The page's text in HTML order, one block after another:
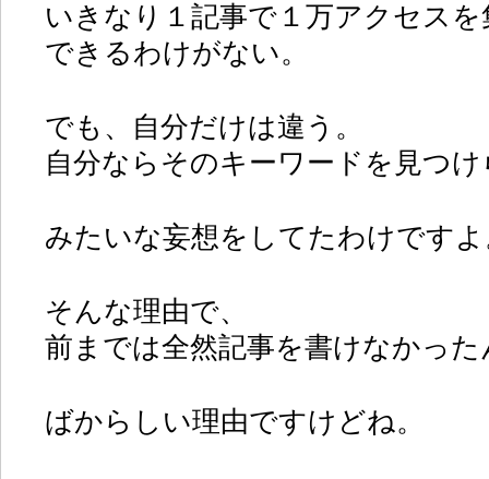
いきなり１記事で１万アクセス
できるわけがない。
でも、自分だけは違う。
自分ならそのキーワードを見つ
みたいな妄想をしてたわけです
そんな理由で、
前までは全然記事を書けなかっ
ばからしい理由ですけどね。